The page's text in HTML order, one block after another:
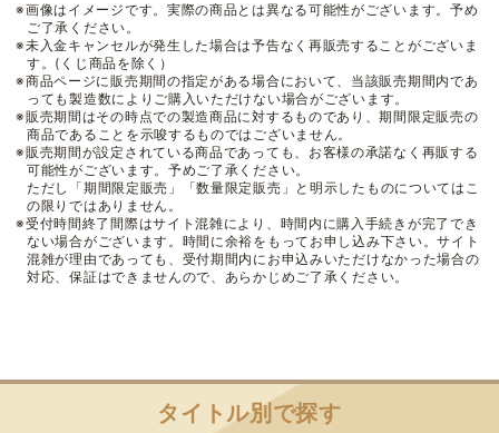
※画像はイメージです。実際の商品とは異なる可能性がございます。予め
ご了承ください。
※未入金キャンセルが発生した場合は予告なく再販売することがございま
す。(くじ商品を除く）
※商品ページに販売期間の指定がある場合において、当該販売期間内であ
っても製造数によりご購入いただけない場合がございます。
※販売期間はその時点での製造商品に対するものであり、期間限定販売の
商品であることを示唆するものではございません。
※販売期間が設定されている商品であっても、お客様の承諾なく再販する
可能性がございます。予めご了承ください。
ただし「期間限定販売」「数量限定販売」と明示したものについてはこ
の限りではありません。
※受付時間終了間際はサイト混雑により、時間内に購入手続きが完了でき
ない場合がございます。時間に余裕をもってお申し込み下さい。サイト
混雑が理由であっても、受付期間内にお申込みいただけなかった場合の
対応、保証はできませんので、あらかじめご了承ください。
タイトル別で探す